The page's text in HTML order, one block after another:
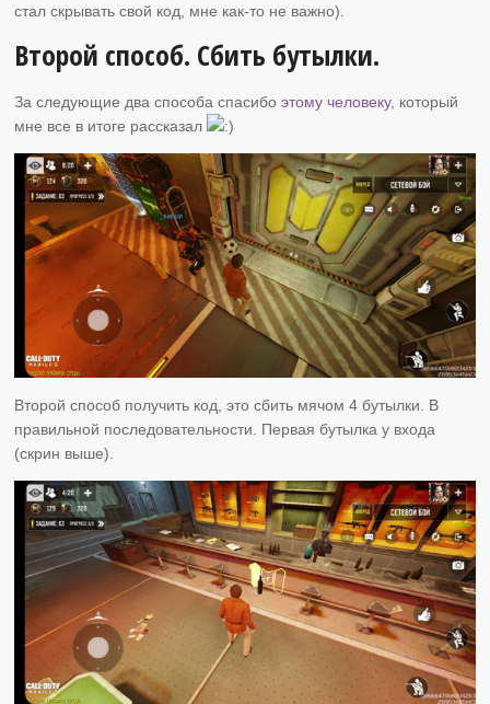
стал скрывать свой код, мне как-то не важно).
Второй способ. Сбить бутылки.
За следующие два способа спасибоэтому человеку, который
мне все в итоге рассказал
Второй способ получить код, это сбить мячом 4 бутылки. В
правильной последовательности. Первая бутылка у входа
(скрин выше).